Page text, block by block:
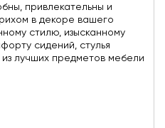
привлекательны и
в декоре вашего
стилю, изысканному
сидений, стулья
лучших предметов мебели